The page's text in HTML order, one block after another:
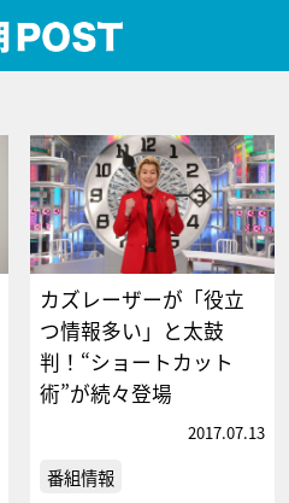
カズレーザーが「役立
つ情報多い」と太鼓
判！“ショートカット
術”が続々登場
2017.07.13
番組情報